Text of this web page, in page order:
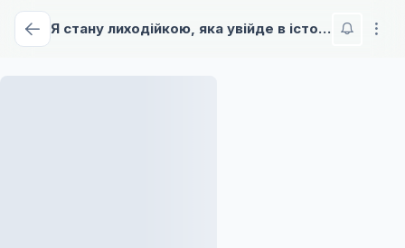
Я стану лиходійкою, яка увійде в історію